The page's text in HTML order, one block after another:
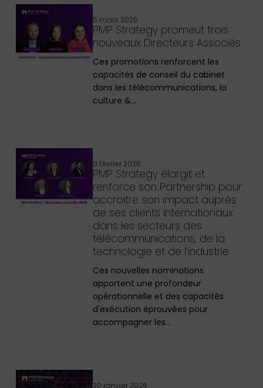
5 mars 2026
PMP Strategy promeut trois
nouveaux Directeurs Associés
Ces promotions renforcent les
capacités de conseil du cabinet
dans les télécommunications, la
culture &…
9 février 2026
PMP Strategy élargit et
renforce son Partnership pour
accroitre son impact auprès
de ses clients internationaux
dans les secteurs des
télécommunications, de la
technologie et de l’industrie
Ces nouvelles nominations
apportent une profondeur
opérationnelle et des capacités
d'exécution éprouvées pour
accompagner les…
20 janvier 2026